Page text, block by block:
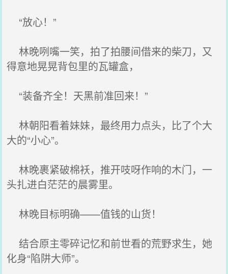
“放心！”
林晚咧嘴一笑，拍了拍腰间借来的柴刀，又
得意地晃晃背包里的瓦罐盒，
“装备齐全！天黑前准回来！”
林朝阳看着妹妹，最终用力点头，比了个大
大的“小心”。
林晚裹紧破棉袄，推开吱呀作响的木门，一
头扎进白茫茫的晨雾里。
林晚目标明确——值钱的山货！
结合原主零碎记忆和前世看的荒野求生，她
化身“陷阱大师”。